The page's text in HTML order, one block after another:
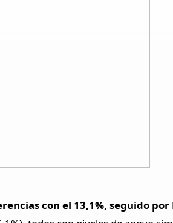
con el 13,1%, seguido